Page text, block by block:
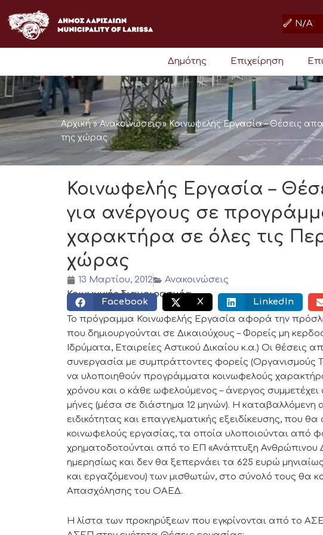
στο
περιεχόμενο
N/A
Δημότης Επιχείρηση
Αρχική»Ανακοινώσεις»Κοινωφελής Εργασία – Θέσεις
της χώρας
Κοινωφελής Εργασία –
για ανέργους σε
χαρακτήρα σε όλες τις
χώρας
13 Μαρτίου, 2012
Ανακοινώσεις
Κοινωνικός διαμοιρασμός:
Facebook X LinkedIn
Το πρόγραμμα Κοινωφελής Εργασία αφορά την
που δημιουργούνται σε Δικαιούχους – Φορείς μη
Ιδρύματα, Εταιρείες Αστικού Δικαίου κ.α.) Οι θέσεις
συνεργασία με συμπράττοντες φορείς (Οργανισμούς
να υλοποιηθούν προγράμματα κοινωφελούς
χρόνου και ο κάθε ωφελούμενος – άνεργος
μήνες (μέσα σε διάστημα 12 μηνών). Η
ειδικότητας και επαγγελματικής εξειδίκευσης, που
κοινωφελούς εργασίας, τα οποία υλοποιούνται από
χρηματοδοτούνται από το ΕΠ «Ανάπτυξη Ανθρώπινου
ημερησίως και δεν θα ξεπερνάει τα 625 ευρώ
και εργαζόμενου) των μισθωτών, στο σύνολό τους θα
Απασχόλησης του ΟΑΕΔ.
Η λίστα των προκηρύξεων που εγκρίνονται από το